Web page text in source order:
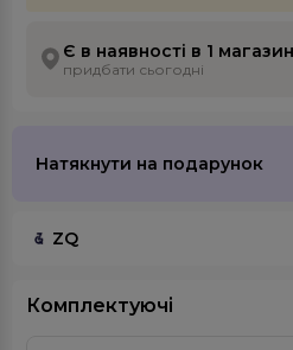
Є в наявності в 1
придбати сьогодні
Натякнути на подарунок
ZQ
Комплектуючі